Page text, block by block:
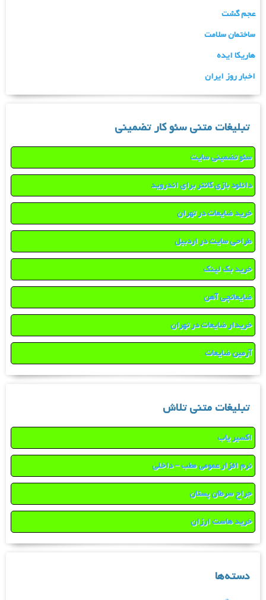
عجم گشت
ساختمان سلامت
هاریکا ایده
اخبار روز ایران
تبلیغات متنی سئو کار تضمینی
سئو تضمینی سایت
دانلود بازی کانتر برای اندروید
خرید ضایعات در تهران
طراحی سایت در اردبیل
خرید بک لینک
ضایعاتچی آهن
خریدار ضایعات در تهران
آرمین ضایعات
تبلیغات متنی تلاش
اکسیر یاب
نرم افزار عمومی مطب – داخلی
جراح سرطان پستان
خرید هاست ارزان
دسته‌ها